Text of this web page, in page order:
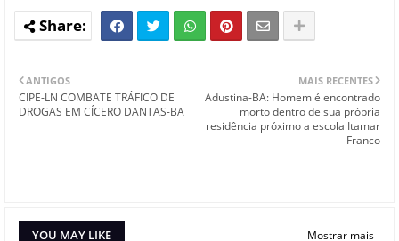
MAIS RECENTES
Adustina-BA: Homem é encontrado
morto dentro de sua própria
residência próximo a escola Itamar
Franco
ANTIGOS
CIPE-LN COMBATE TRÁFICO DE
DROGAS EM CÍCERO DANTAS-BA
YOU MAY LIKE Mostrar mais